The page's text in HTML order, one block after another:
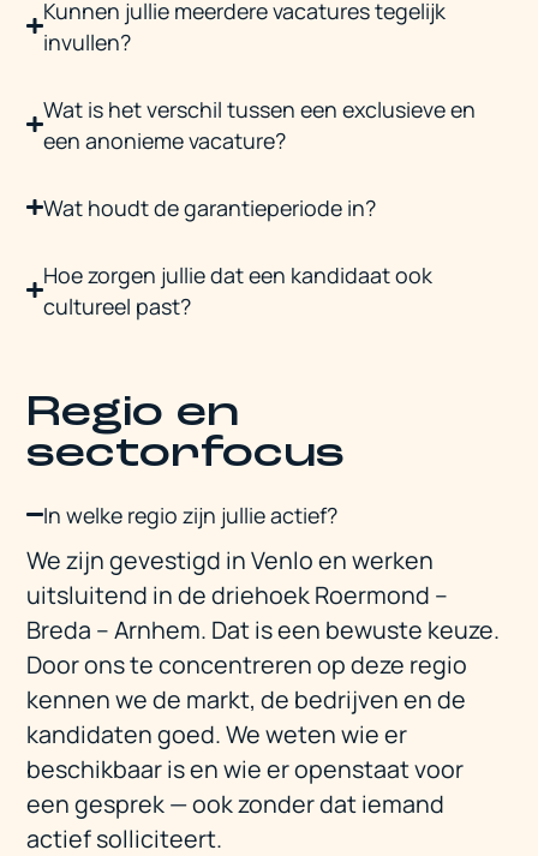
Kunnen jullie meerdere vacatures tegelijk
invullen?
Wat is het verschil tussen een exclusieve en
een anonieme vacature?
Wat houdt de garantieperiode in?
Hoe zorgen jullie dat een kandidaat ook
cultureel past?
Regio en
sectorfocus
In welke regio zijn jullie actief?
We zijn gevestigd in Venlo en werken
uitsluitend in de driehoek Roermond –
Breda – Arnhem. Dat is een bewuste keuze.
Door ons te concentreren op deze regio
kennen we de markt, de bedrijven en de
kandidaten goed. We weten wie er
beschikbaar is en wie er openstaat voor
een gesprek — ook zonder dat iemand
actief solliciteert.